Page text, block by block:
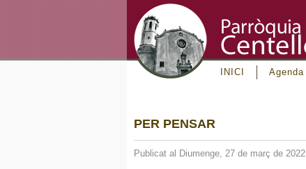
INICI Agenda
PER PENSAR
Publicat al Diumenge, 27 de març de 2022